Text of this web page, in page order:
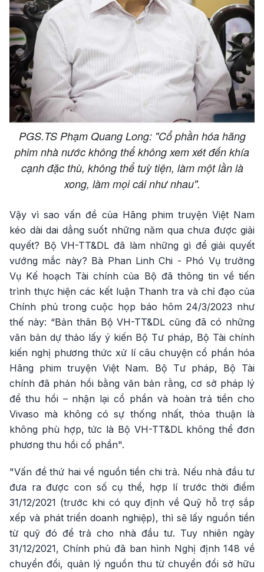
PGS.TS Phạm Quang Long: "Cổ phần hóa hãng
phim nhà nước không thể không xem xét đến khía
cạnh đặc thù, không thể tuỳ tiện, làm một lần là
xong, làm mọi cái như nhau".
Vậy vì sao vấn đề của Hãng phim truyện Việt Nam
kéo dài dai dẳng suốt những năm qua chưa được giải
quyết? Bộ VH-TT&DL đã làm những gì để giải quyết
vướng mắc này? Bà Phan Linh Chi - Phó Vụ trưởng
Vụ Kế hoạch Tài chính của Bộ đã thông tin về tiến
trình thực hiện các kết luận Thanh tra và chỉ đạo của
Chính phủ trong cuộc họp báo hôm 24/3/2023 như
thế này: “Bản thân Bộ VH-TT&DL cũng đã có những
văn bản dự thảo lấy ý kiến Bộ Tư pháp, Bộ Tài chính
kiến nghị phương thức xử lí câu chuyện cổ phần hóa
Hãng phim truyện Việt Nam. Bộ Tư pháp, Bộ Tài
chính đã phản hồi bằng văn bản rằng, cơ sở pháp lý
để thu hồi – nhận lại cổ phần và hoàn trả tiền cho
Vivaso mà không có sự thống nhất, thỏa thuận là
không phù hợp, tức là Bộ VH-TT&DL không thể đơn
phương thu hồi cổ phần".
"Vấn đề thứ hai về nguồn tiền chi trả. Nếu nhà đầu tư
đưa ra được con số cụ thể, hợp lí trước thời điểm
31/12/2021 (trước khi có quy định về Quỹ hỗ trợ sắp
xếp và phát triển doanh nghiệp), thì sẽ lấy nguồn tiền
từ quỹ đó để trả cho nhà đầu tư. Tuy nhiên ngày
31/12/2021, Chính phủ đã ban hình Nghị định 148 về
chuyển đổi, quản lý nguồn thu từ chuyển đổi sở hữu